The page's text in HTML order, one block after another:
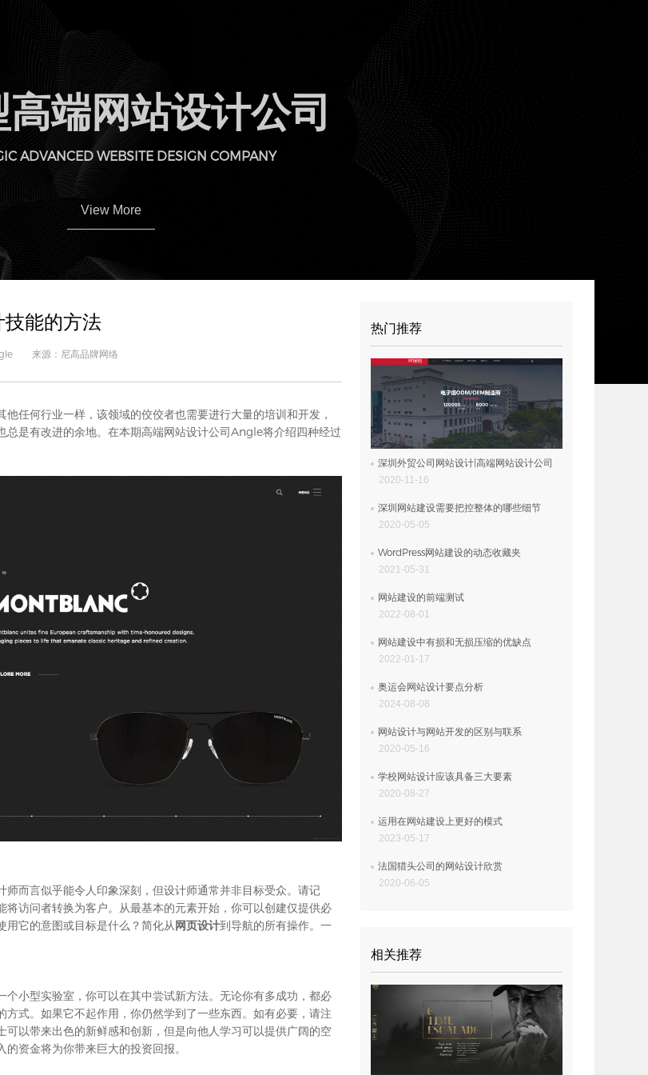
端网站设计公司
ADVANCED WEBSITE DESIGN COMPANY
View More
能的方法
来源：尼高品牌网络
任何行业一样，该领域的佼佼者也需要进行大量的培训和开发，
总是有改进的余地。在本期高端网站设计公司Angle将介绍四种经过
而言似乎能令人印象深刻，但设计师通常并非目标受众。请记
访问者转换为客户。从最基本的元素开始，你可以创建仅提供必
用它的意图或目标是什么？简化从网页设计到导航的所有操作。一
小型实验室，你可以在其中尝试新方法。无论你有多成功，都必
式。如果它不起作用，你仍然学到了一些东西。如有必要，请注
以带来出色的新鲜感和创新，但是向他人学习可以提供广阔的空
资金将为你带来巨大的投资回报。
热门推荐
深圳外贸公司网站设计|高端网站设计公司
2020-11-16
深圳网站建设需要把控整体的哪些细节
2020-05-05
WordPress网站建设的动态收藏夹
2021-05-31
网站建设的前端测试
2022-08-01
网站建设中有损和无损压缩的优缺点
2022-01-17
奥运会网站设计要点分析
2024-08-08
网站设计与网站开发的区别与联系
2020-05-16
学校网站设计应该具备三大要素
2020-08-27
运用在网站建设上更好的模式
2023-05-17
法国猎头公司的网站设计欣赏
2020-06-05
相关推荐